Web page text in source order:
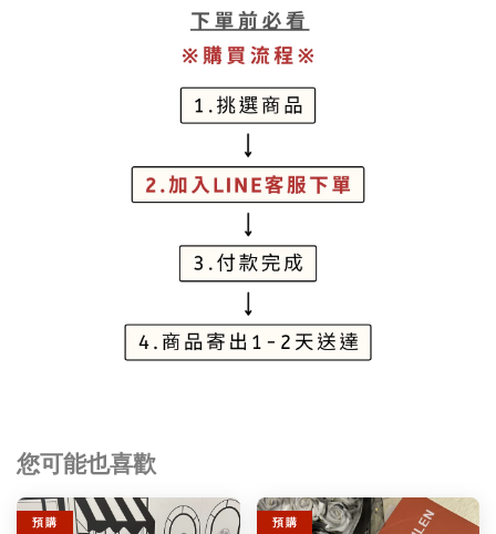
您可能也喜歡
預 購 預 購